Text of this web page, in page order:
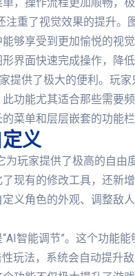
注重了视觉效果的提升
够享受到更加愉悦的视
界面快速完成操作，降低
提供了极大的便利。玩
功能尤其适合那些需要
菜单和层层嵌套的功能栏
义
为玩家提供了极高的自
现有的修改工具，还新
义角色的外观、调整敌
智能调节”。这个功能
玩法，系统会自动提升